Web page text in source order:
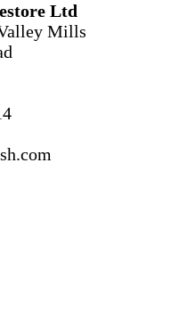
Ltd
Mills